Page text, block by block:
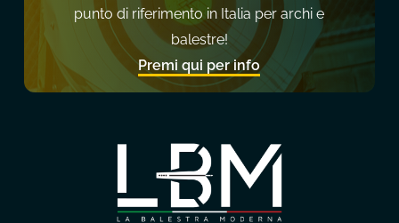
punto di riferimento in Italia per archi e
balestre!
Premi qui per info